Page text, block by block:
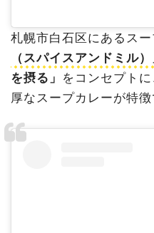
札幌市白石区にあるス
（スパイスアンドミル）
を摂る」 をコンセプト
厚なスープカレーが特徴